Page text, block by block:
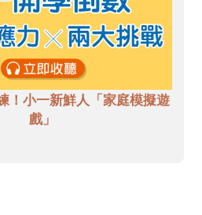
！小一新鮮人「家庭模擬遊
戲」